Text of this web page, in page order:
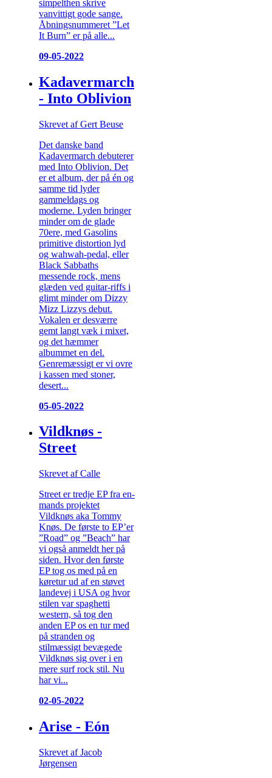
simpelthen skrive
vanvittigt gode sange.
Åbningsnummeret ”Let
It Burn” er på alle...
09-05-2022
Kadavermarch
- Into Oblivion
Skrevet af Gert Beuse
Det danske band
Kadavermarch debuterer
med Into Oblivion. Det
er et album, der på én og
samme tid lyder
gammeldags og
moderne. Lyden bringer
minder om de glade
70ere, med Gasolins
primitive distortion lyd
og wahwah-pedal, eller
Black Sabbaths
messende rock, mens
glæden ved guitar-riffs i
glimt minder om Dizzy
Mizz Lizzys debut.
Vokalen er desværre
gemt langt væk i mixet,
og det hæmmer
albummet en del.
Genremæssigt er vi ovre
i kassen med stoner,
desert...
05-05-2022
Vildknøs -
Street
Skrevet af Calle
Street er tredje EP fra en-
mands projektet
Vildknøs aka Tommy
Knøs. De første to EP’er
”Road” og ”Beach” har
vi også anmeldt her på
siden. Hvor den første
EP tog os med på en
køretur ud af en støvet
landevej i USA og hvor
stilen var spaghetti
western, så tog den
anden EP os en tur med
på stranden og
stilmæssigt bevægede
Vildknøs sig over i en
mere surf rock stil. Nu
har vi...
02-05-2022
Arise - Eón
Skrevet af Jacob
Jørgensen